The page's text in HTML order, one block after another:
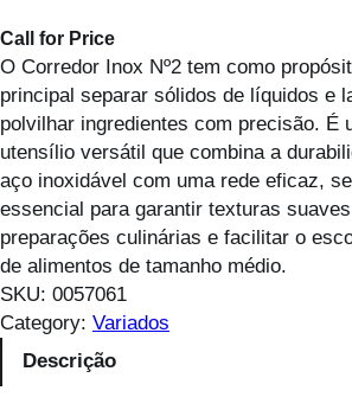
Call for Price
O Corredor Inox Nº2 tem como
principal separar sólidos de líquidos e
polvilhar ingredientes com precisão. É
utensílio versátil que combina a
aço inoxidável com uma rede eficaz,
essencial para garantir texturas
preparações culinárias e facilitar o
de alimentos de tamanho médio.
SKU: 0057061
Category: Variados
Descrição